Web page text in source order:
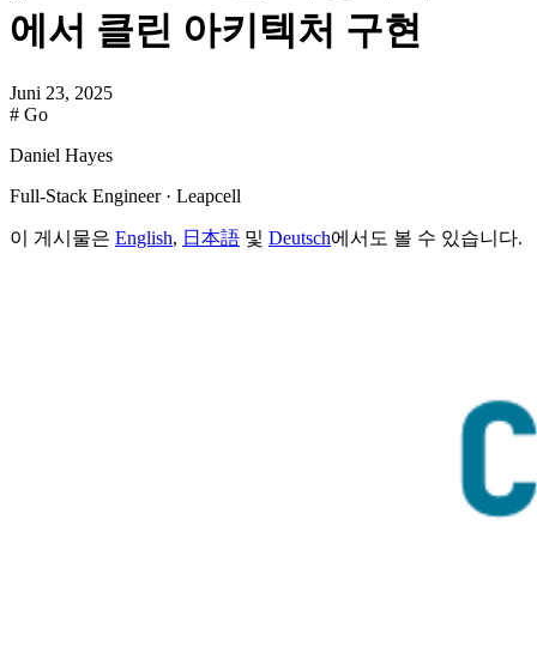
에서 클린 아키텍처 구현
Juni 23, 2025
# Go
Daniel Hayes
Full-Stack Engineer · Leapcell
이 게시물은 English, 日本語 및 Deutsch에서도 볼 수 있습니다.